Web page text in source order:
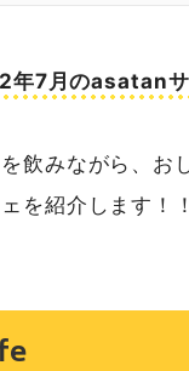
7月のasatanサ
飲みながら、お
を紹介します！